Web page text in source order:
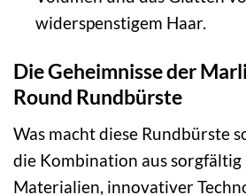
widerspenstigem Haar.
Die Geheimnisse der
Round Rundbürste
Was macht diese Rundbürste
die Kombination aus sorgfältig
Materialien, innovativer